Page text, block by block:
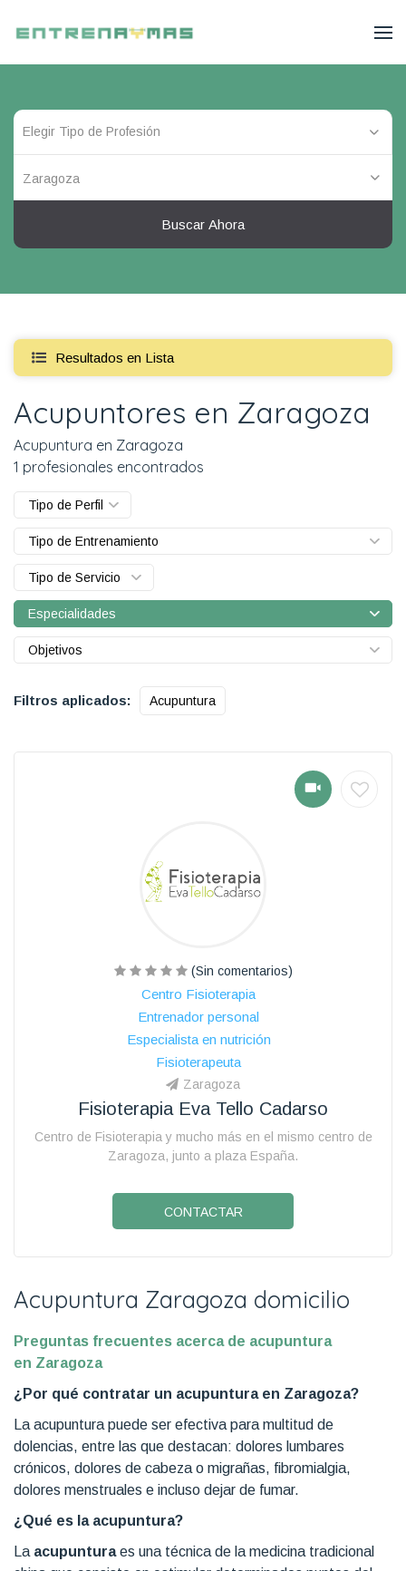
Zaragoza
Buscar Ahora
Resultados en Lista
Acupuntores en Zaragoza
Acupuntura en Zaragoza
1 profesionales encontrados
Tipo de Perfil
Tipo de Entrenamiento
Tipo de Servicio
Especialidades
Objetivos
Filtros aplicados: Acupuntura
(Sin comentarios)
Centro Fisioterapia
Entrenador personal
Especialista en nutrición
Fisioterapeuta
Zaragoza
Fisioterapia Eva Tello Cadarso
Centro de Fisioterapia y mucho más en el mismo centro de
Zaragoza, junto a plaza España.
CONTACTAR
Acupuntura Zaragoza domicilio
Preguntas frecuentes acerca de acupuntura
en Zaragoza
¿Por qué contratar un acupuntura en Zaragoza?
La acupuntura puede ser efectiva para multitud de
dolencias, entre las que destacan: dolores lumbares
crónicos, dolores de cabeza o migrañas, fibromialgia,
dolores menstruales e incluso dejar de fumar.
¿Qué es la acupuntura?
La acupunturaes una técnica de la medicina tradicional